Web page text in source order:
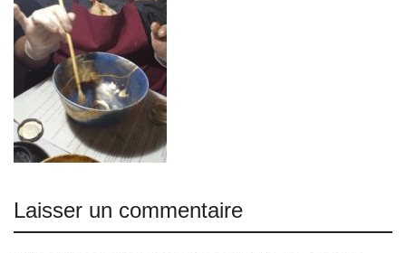
Laisser un commentaire